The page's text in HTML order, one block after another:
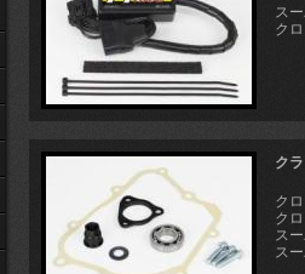
ス
ク
ク
ク
ク
ス
ス